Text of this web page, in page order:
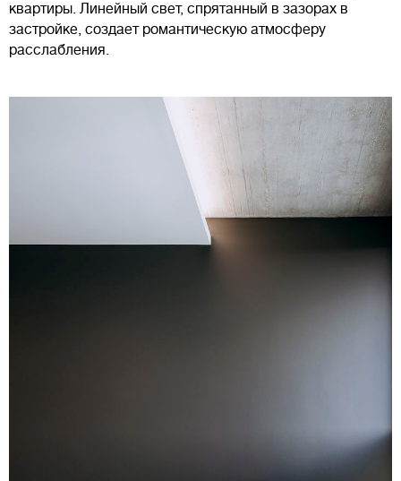
квартиры. Линейный свет, спрятанный в зазорах в
застройке, создает романтическую атмосферу
расслабления.